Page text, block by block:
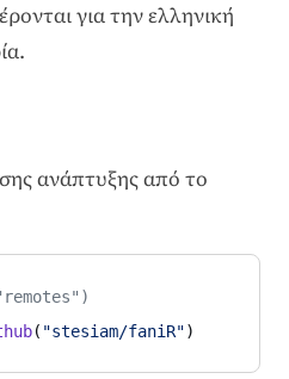
για την ελληνική
ανάπτυξης από το
( "stesiam/faniR")